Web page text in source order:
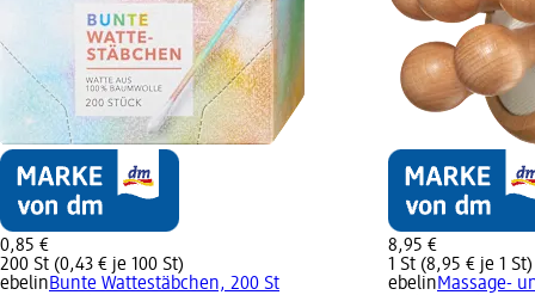
0,85 €
200 St (0,43 € je 100 St)
ebelinBunte Wattestäbchen, 200 St
8,95 €
1 St (8,95 € je 1 St)
ebelinMassage-